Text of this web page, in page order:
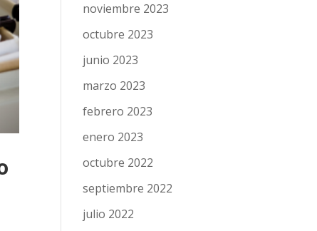
noviembre 2023
octubre 2023
junio 2023
marzo 2023
febrero 2023
enero 2023
octubre 2022
septiembre 2022
julio 2022